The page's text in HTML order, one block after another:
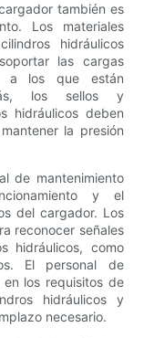
también es
Los materiales
hidráulicos
las cargas
a los que están
los sellos y
hidráulicos deben
la presión
de mantenimiento
y el
del cargador. Los
reconocer señales
hidráulicos, como
El personal de
los requisitos de
hidráulicos y
necesario.